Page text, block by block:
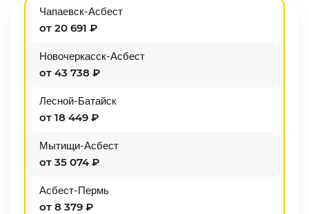
Чапаевск-Асбест
от 20 691 ₽
Новочеркасск-Асбест
от 43 738 ₽
Лесной-Батайск
от 18 449 ₽
Мытищи-Асбест
от 35 074 ₽
Асбест-Пермь
от 8 379 ₽